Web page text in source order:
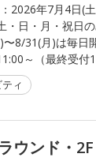
2026年7月4日(
・日・月・祝日
8/31(月)は毎日
～（最終受付
ィ
ウンド・